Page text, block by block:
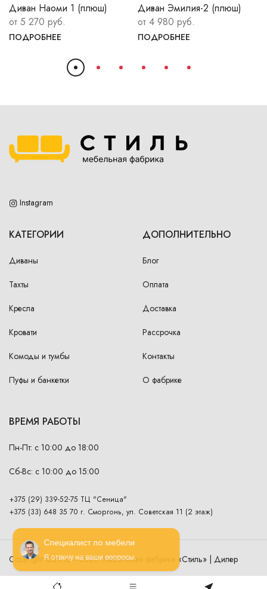
Специалист по мебели
Я отвечу на ваши вопросы.
Диван Наоми 1 (плюш)
от 5 270 руб.
ПОДРОБНЕЕ
Диван Эмилия-2 (плюш)
от 4 980 руб.
ПОДРОБНЕЕ
Instagram
КАТЕГОРИИ
Диваны
Тахты
Кресла
Кровати
Комоды и тумбы
Пуфы и банкетки
ДОПОЛНИТЕЛЬНО
Блог
Оплата
Доставка
Рассрочка
Контакты
О фабрике
ВРЕМЯ РАБОТЫ
Пн-Пт: с 10:00 до 18:00
Сб-Вс: с 10:00 до 15:00
+375 (29) 339-52-75 ТЦ "Сеница"
+375 (33) 648 35 70 г. Сморгонь, ул. Советская 11 (2 этаж)
Copyright ©2016—2026 Мебельная фабрика «Стиль» | Дилер